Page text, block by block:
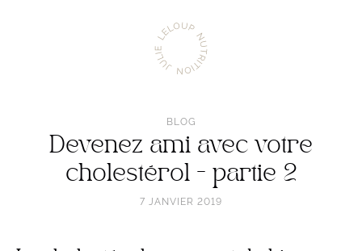
Aller
l'accueil
Julie
Leloup
Nutrition
Devenez ami avec votre
cholestérol - partie 2
BLOG
7 JANVIER 2019